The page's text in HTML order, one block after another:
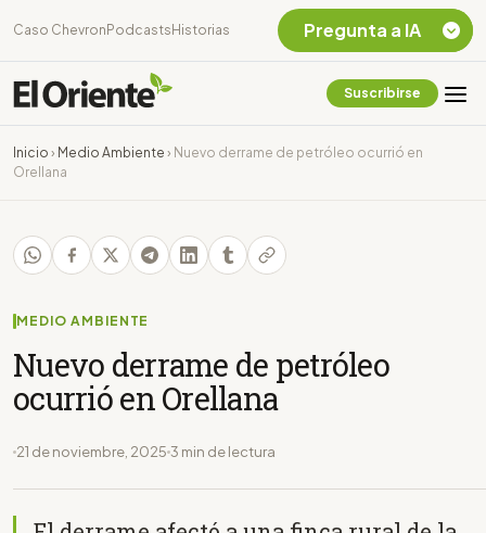
Caso Chevron Podcasts Historias
Suscribirse
Inicio › Medio Ambiente › Nuevo derrame de petróleo ocurrió en
Orellana
MEDIO AMBIENTE
Nuevo derrame de petróleo
ocurrió en Orellana
21 de noviembre, 2025 3 min de lectura
Pregunta a IA
Chevron Ecuador